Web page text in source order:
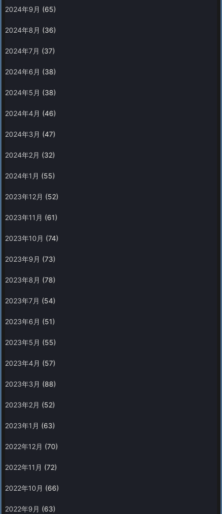
2024年9月 (65)
2024年8月 (36)
2024年7月 (37)
2024年6月 (38)
2024年5月 (38)
2024年4月 (46)
2024年3月 (47)
2024年2月 (32)
2024年1月 (55)
2023年12月 (52)
2023年11月 (61)
2023年10月 (74)
2023年9月 (73)
2023年8月 (78)
2023年7月 (54)
2023年6月 (51)
2023年5月 (55)
2023年4月 (57)
2023年3月 (88)
2023年2月 (52)
2023年1月 (63)
2022年12月 (70)
2022年11月 (72)
2022年10月 (66)
2022年9月 (63)